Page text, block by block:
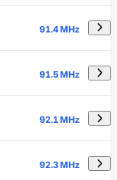
91.4 MHz
91.5 MHz
92.1 MHz
92.3 MHz